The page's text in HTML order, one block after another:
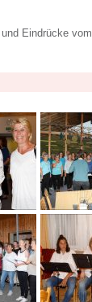
Eindrücke